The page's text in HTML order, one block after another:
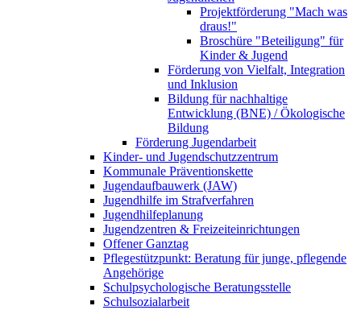
Projektförderung "Mach was
draus!"
Broschüre "Beteiligung" für
Kinder & Jugend
Förderung von Vielfalt, Integration
und Inklusion
Bildung für nachhaltige
Entwicklung (BNE) / Ökologische
Bildung
Förderung Jugendarbeit
Kinder- und Jugendschutzzentrum
Kommunale Präventionskette
Jugendaufbauwerk (JAW)
Jugendhilfe im Strafverfahren
Jugendhilfeplanung
Jugendzentren & Freizeiteinrichtungen
Offener Ganztag
Pflegestützpunkt: Beratung für junge, pflegende
Angehörige
Schulpsychologische Beratungsstelle
Schulsozialarbeit